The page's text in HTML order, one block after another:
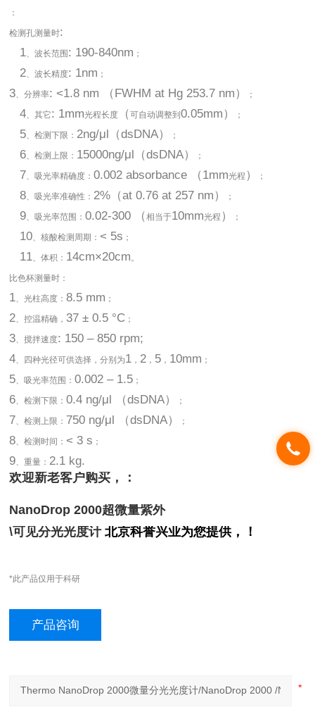
：
检测孔测量时:
1、波长范围 : 190-840nm ；
2、波长精度: 1nm ；
3、分辨率: <1.8 nm （FWHM at Hg 253.7 nm） ；
4、其它: 1mm光程长度 （可自动调整到0.05mm） ；
5、检测下限： 2ng/μl（dsDNA） ；
6、检测上限： 15000ng/μl（dsDNA） ；
7、吸光率精确度：0.002 absorbance （1mm光程 ） ；
8、吸光率准确性： 2%（at 0.76 at 257 nm） ；
9、吸光率范围：0.02-300 （相当于10mm光程 ） ；
10、核酸检测周期： < 5s ；
11、体积： 14cm×20cm。
比色杯测量时：
1、光柱高度：8.5 mm ；
2、控温精确， 37 ± 0.5 °C ；
3、搅拌速度: 150 – 850 rpm;
4、四种光径可供选择，分别为1 ， 2 ， 5 ， 10mm ；
5、吸光率范围：0.002 – 1.5 ；
6、检测下限：0.4 ng/μl （dsDNA） ；
7、检测上限： 750 ng/μl （dsDNA） ；
8、检测时间： < 3 s ；
9、重量： 2.1 kg.
欢迎新老客户购买，：
NanoDrop 2000超微量紫外
\可见分光光度计北京科誉兴业为您提供，！
*此产品仅用于科研
产品咨询